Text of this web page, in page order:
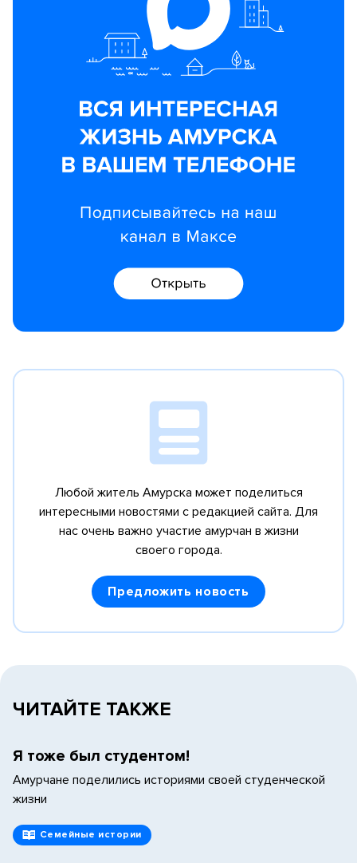
Любой житель Амурска может поделиться
интересными новостями с редакцией сайта. Для
нас очень важно участие амурчан в жизни
своего города.
Предложить новость
ЧИТАЙТЕ ТАКЖЕ
Я тоже был студентом!
Амурчане поделились историями своей студенческой
жизни
Семейные истории